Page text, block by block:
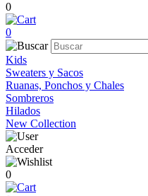
0
0
Kids
Sweaters y Sacos
Ruanas, Ponchos y Chales
Sombreros
Hilados
New Collection
Acceder
0